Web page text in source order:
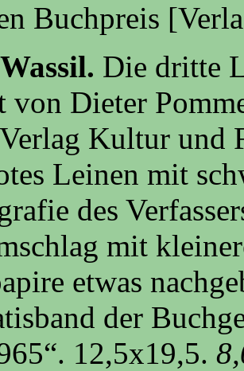
Buchpreis
Die dritte
von Dieter
Kultur und
Leinen mit
des
mit
etwas
der
12,5x19,5.